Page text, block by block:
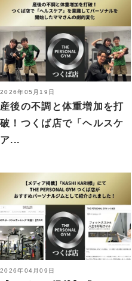
2026年05月19日
産後の不調と体重増加を打
破！つくば店で「ヘルスケ
ア...
2026年04月09日